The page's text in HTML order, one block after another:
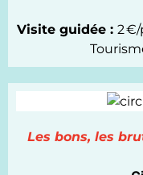
Visite guidée : 2 €/
Les bons, les